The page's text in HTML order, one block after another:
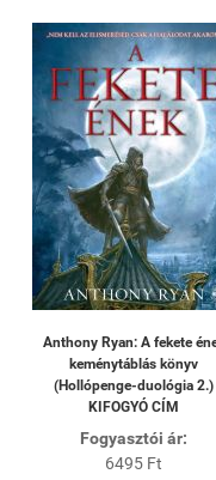
Anthony Ryan: A fekete
keménytáblás könyv
(Hollópenge-duológia 2.)
KIFOGYÓ CÍM
Fogyasztói ár:
6495 Ft